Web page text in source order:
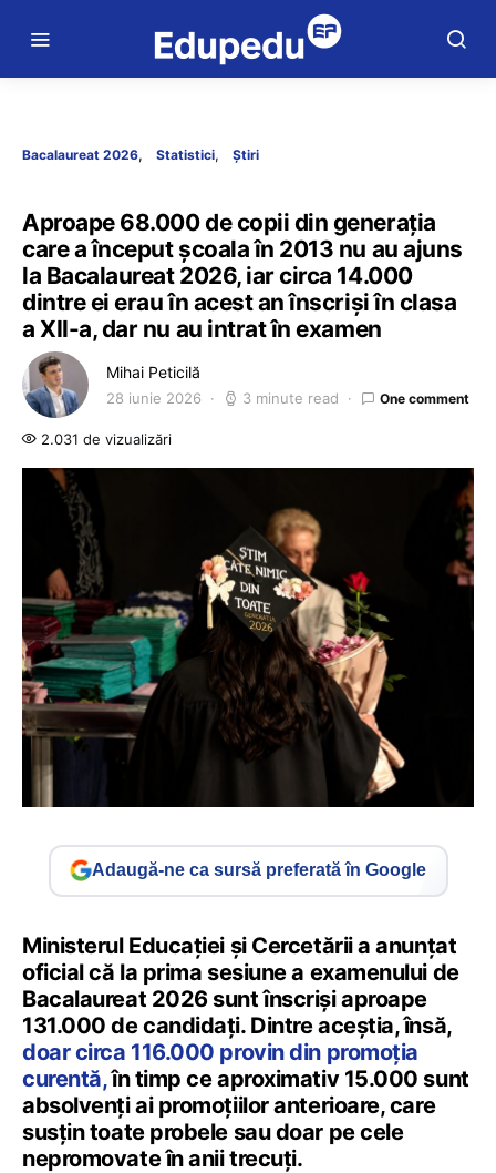
Bacalaureat 2026 Statistici Știri
Aproape 68.000 de copii din generația
care a început școala în 2013 nu au ajuns
la Bacalaureat 2026, iar circa 14.000
dintre ei erau în acest an înscriși în clasa
a XII-a, dar nu au intrat în examen
Mihai Peticilă
28 iunie 2026 3 minute read One comment
2.031 de vizualizări
Adaugă-ne ca sursă preferată în Google
Ministerul Educației și Cercetării a anunțat
oficial că la prima sesiune a examenului de
Bacalaureat 2026 sunt înscriși aproape
131.000 de candidați. Dintre aceștia, însă,
doar circa 116.000 provin din promoția
curentă,în timp ce aproximativ 15.000 sunt
absolvenți ai promoțiilor anterioare, care
susțin toate probele sau doar pe cele
nepromovate în anii trecuți.